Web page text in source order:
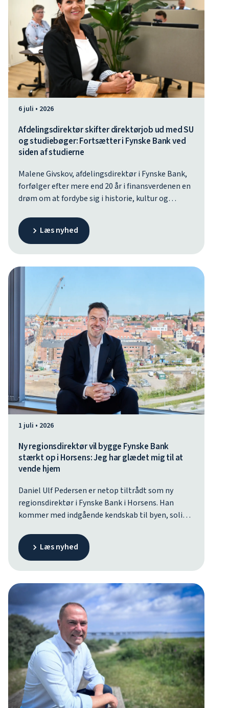
6 juli • 2026
Afdelingsdirektør skifter direktørjob ud med SU
og studiebøger: Fortsætter i Fynske Bank ved
siden af studierne
Malene Givskov, afdelingsdirektør i Fynske Bank,
forfølger efter mere end 20 år i finansverdenen en
drøm om at fordybe sig i historie, kultur og
Amerikanske Studier på Syddansk Universitet. Hun
fortsætter samtidig i en ny rolle i Fynske Bank ved
Læs nyhed
1 juli • 2026
Ny regionsdirektør vil bygge Fynske Bank
stærkt op i Horsens: Jeg har glædet mig til at
vende hjem
Daniel Ulf Pedersen er netop tiltrådt som ny
regionsdirektør i Fynske Bank i Horsens. Han
kommer med indgående kendskab til byen, solid
afdelinger op. I Horsens skal han stå i spidsen for
Fynske Banks nye afdeling med fokus på høj
medspiller i en by i fremgang.
Læs nyhed